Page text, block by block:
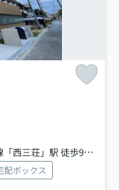
西三荘」駅 徒歩9分
配ボックス